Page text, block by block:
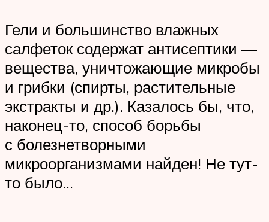
Гели и большинство влажных
салфеток содержат антисептики —
вещества, уничтожающие микробы
и грибки (спирты, растительные
экстракты и др.). Казалось бы, что,
наконец-то, способ борьбы
с болезнетворными
микроорганизмами найден! Не тут-
то было…